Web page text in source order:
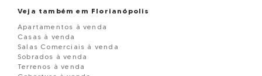
Veja também em Florianópolis
Apartamentos à venda
Casas à venda
Salas Comerciais à venda
Sobrados à venda
Terrenos à venda